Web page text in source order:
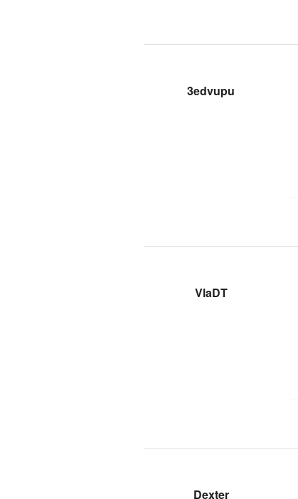
3edvupu
VlaDT
Dexter